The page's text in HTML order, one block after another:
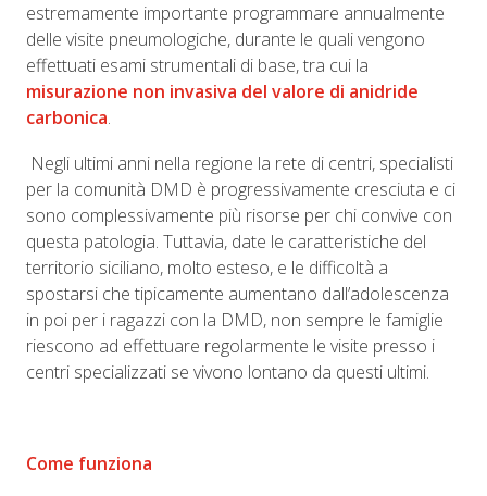
estremamente importante programmare annualmente
delle visite pneumologiche, durante le quali vengono
effettuati esami strumentali di base, tra cui la
misurazione non invasiva del valore di anidride
carbonica.
Negli ultimi anni nella regione la rete di centri, specialisti
per la comunità DMD è progressivamente cresciuta e ci
sono complessivamente più risorse per chi convive con
questa patologia. Tuttavia, date le caratteristiche del
territorio siciliano, molto esteso, e le difficoltà a
spostarsi che tipicamente aumentano dall’adolescenza
in poi per i ragazzi con la DMD, non sempre le famiglie
riescono ad effettuare regolarmente le visite presso i
centri specializzati se vivono lontano da questi ultimi.
Come funziona